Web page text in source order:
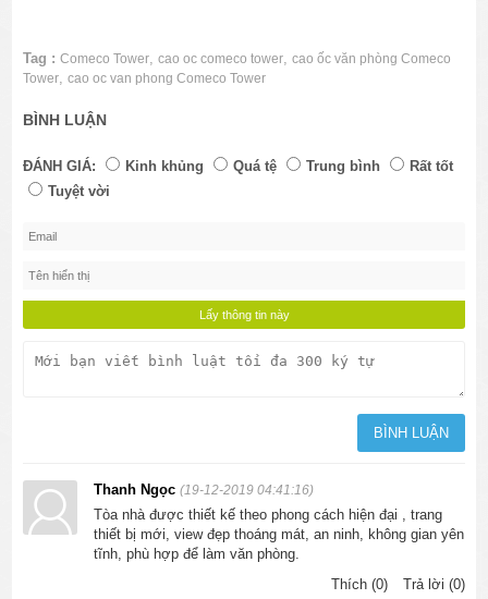
Tag : Comeco Tower ,cao oc comeco tower ,cao ốc văn phòng Comeco
Tower ,cao oc van phong Comeco Tower
BÌNH LUẬN
ĐÁNH GIÁ: Kinh khủng Quá tệ Trung bình
Rất tốt
Tuyệt vời
Thanh Ngọc(19-12-2019 04:41:16)
Tòa nhà được thiết kế theo phong cách hiện đại , trang
thiết bị mới, view đẹp thoáng mát, an ninh, không gian yên
tĩnh, phù hợp để làm văn phòng.
Thích (0)
Trả lời (0)